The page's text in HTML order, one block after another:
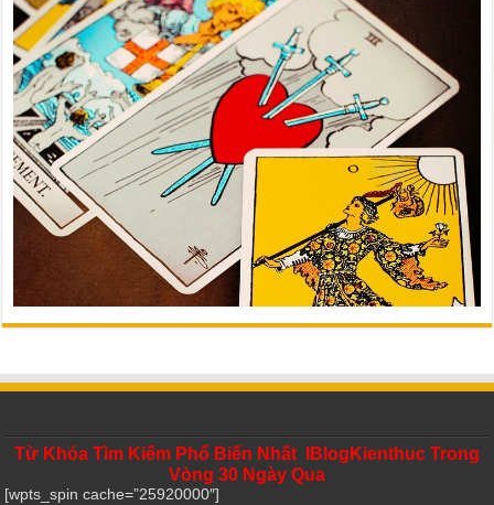
Từ Khóa Tìm Kiếm Phổ Biến Nhất IBlogKienthuc Trong
Vòng 30 Ngày Qua
[wpts_spin cache=”25920000″]